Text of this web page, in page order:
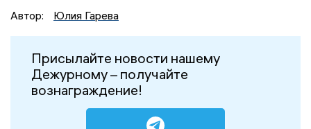
Автор:
Юлия Гарева
Присылайте новости нашему
Дежурному – получайте
вознаграждение!